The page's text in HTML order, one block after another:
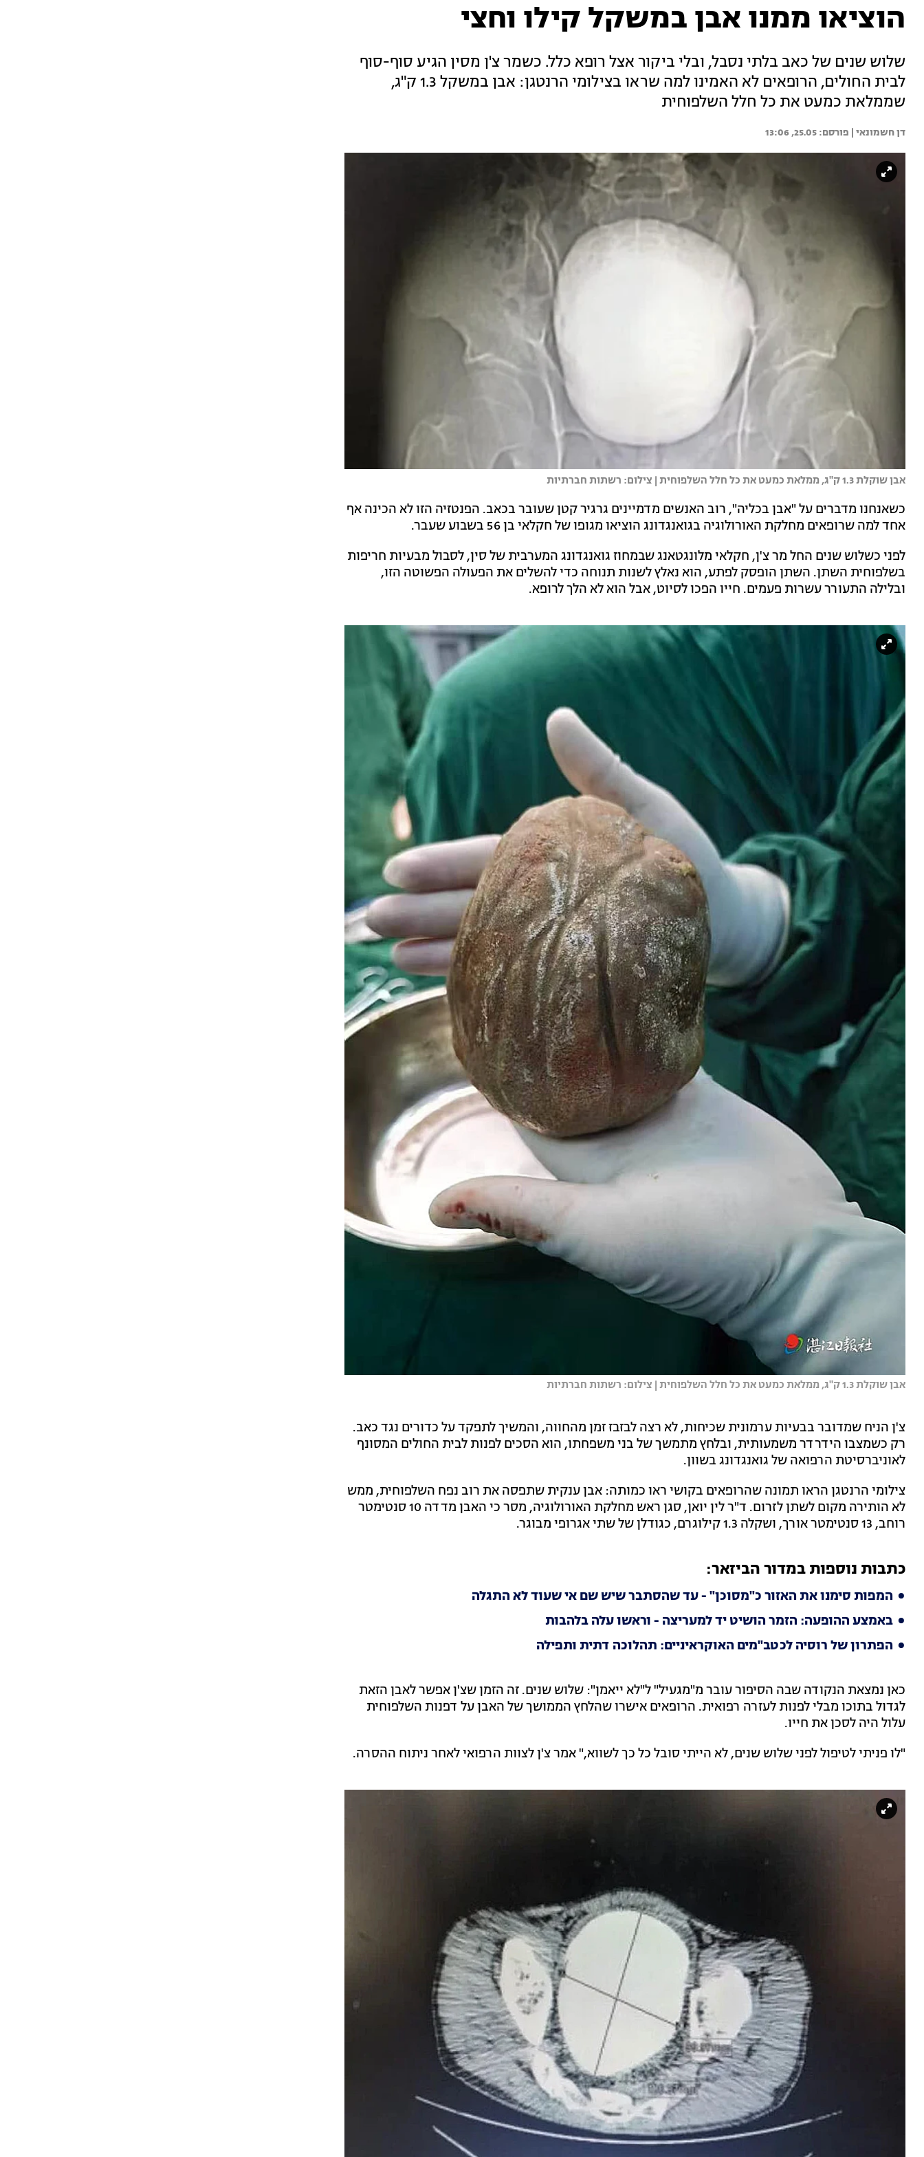
הוציאו ממנו אבן במשקל קילו וחצי
שלוש שנים של כאב בלתי נסבל, ובלי ביקור אצל רופא כלל. כשמר צ'ן מסין הגיע סוף-סוף
לבית החולים, הרופאים לא האמינו למה שראו בצילומי הרנטגן: אבן במשקל 1.3 ק"ג,
שממלאת כמעט את כל חלל השלפוחית
דן חשמונאי | 25.05, 13:06
אבן שוקלת 1.3 ק"ג, ממלאת כמעט את כל חלל השלפוחית | צילום: רשתות חברתיות
כשאנחנו מדברים על "אבן בכליה", רוב האנשים מדמיינים גרגיר קטן שעובר בכאב. הפנטזיה הזו לא הכינה אף
אחד למה שרופאים מחלקת האורולוגיה בגואנגדונג הוציאו מגופו של חקלאי בן 56 בשבוע שעבר.
לפני כשלוש שנים החל מר צ'ן, חקלאי מלונגטאנג שבמחוז גואנגדונג המערבית של סין, לסבול מבעיות חריפות
בשלפוחית השתן. השתן הופסק לפתע, הוא נאלץ לשנות תנוחה כדי להשלים את הפעולה הפשוטה הזו,
ובלילה התעורר עשרות פעמים. חייו הפכו לסיוט, אבל הוא לא הלך לרופא.
אבן שוקלת 1.3 ק"ג, ממלאת כמעט את כל חלל השלפוחית | צילום: רשתות חברתיות
צ'ן הניח שמדובר בבעיות ערמונית שכיחות, לא רצה לבזבז זמן מהחווה, והמשיך לתפקד על כדורים נגד כאב.
רק כשמצבו הידרדר משמעותית, ובלחץ מתמשך של בני משפחתו, הוא הסכים לפנות לבית החולים המסונף
לאוניברסיטת הרפואה של גואנגדונג בשוון.
צילומי הרנטגן הראו תמונה שהרופאים בקושי ראו כמותה: אבן ענקית שתפסה את רוב נפח השלפוחית, ממש
לא הותירה מקום לשתן לזרום. ד"ר לין יואן, סגן ראש מחלקת האורולוגיה, מסר כי האבן מדדה 10 סנטימטר
רוחב, 13 סנטימטר אורך, ושקלה 1.3 קילוגרם, כגודלן של שתי אגרופי מבוגר.
כתבות נוספות במדור הביזאר:
המפות סימנו את האזור כ"מסוכן" - עד שהסתבר שיש שם אי שעוד לא התגלה
באמצע ההופעה: הזמר הושיט יד למעריצה - וראשו עלה בלהבות
הפתרון של רוסיה לכטב"מים האוקראיניים: תהלוכה דתית ותפילה
כאן נמצאת הנקודה שבה הסיפור עובר מ"מגעיל" ל"לא ייאמן": שלוש שנים. זה הזמן שצ'ן אפשר לאבן הזאת
לגדול בתוכו מבלי לפנות לעזרה רפואית. הרופאים אישרו שהלחץ הממושך של האבן על דפנות השלפוחית
עלול היה לסכן את חייו.
"לו פניתי לטיפול לפני שלוש שנים, לא הייתי סובל כל כך לשווא," אמר צ'ן לצוות הרפואי לאחר ניתוח ההסרה.